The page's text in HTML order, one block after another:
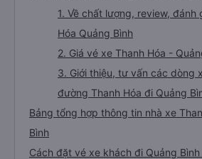
1. Về chất lượng, review, đánh
Hóa Quảng Bình
2. Giá vé xe Thanh Hóa -
3. Giới thiệu, tư vấn các dòng
đường Thanh Hóa đi Quảng
Bảng tổng hợp thông tin nhà xe
Bình
Cách đặt vé xe khách đi Quảng